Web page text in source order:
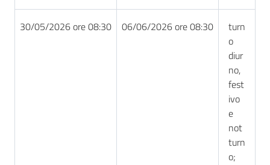
30/05/2026 ore 08:30 06/06/2026 ore 08:30
turn
o
diur
no,
fest
ivo
e
not
turn
o;